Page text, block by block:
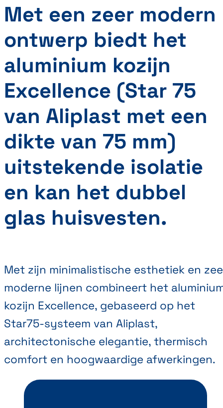
Met een zeer modern
ontwerp biedt het
aluminium kozijn
Excellence (Star 75
van Aliplast met een
dikte van 75 mm)
uitstekende isolatie
en kan het dubbel
glas huisvesten.
Met zijn minimalistische esthetiek en
moderne lijnen combineert het
kozijn Excellence, gebaseerd op het
Star75-systeem van Aliplast,
architectonische elegantie, thermisch
comfort en hoogwaardige afwerkingen.